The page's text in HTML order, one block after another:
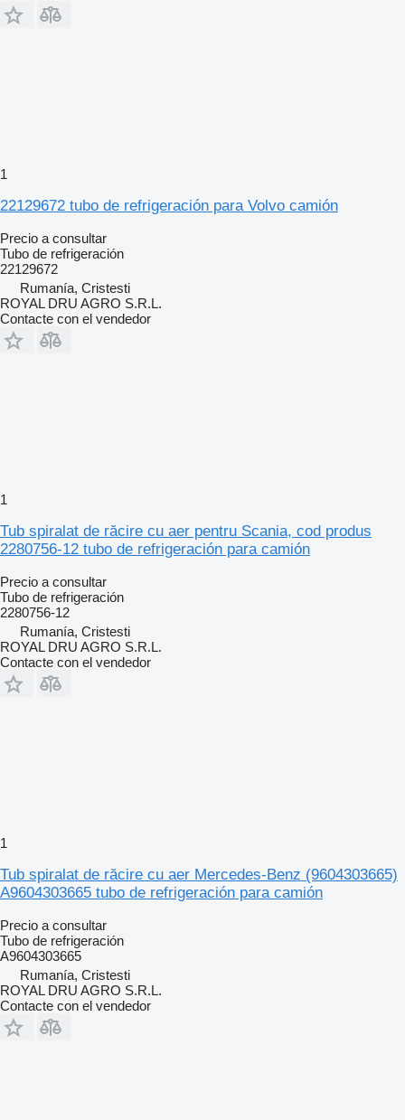
1
22129672 tubo de refrigeración para Volvo camión
Precio a consultar
Tubo de refrigeración
22129672
Rumanía, Cristesti
ROYAL DRU AGRO S.R.L.
Contacte con el vendedor
1
Tub spiralat de răcire cu aer pentru Scania, cod produs
2280756-12 tubo de refrigeración para camión
Precio a consultar
Tubo de refrigeración
2280756-12
Rumanía, Cristesti
ROYAL DRU AGRO S.R.L.
Contacte con el vendedor
1
Tub spiralat de răcire cu aer Mercedes-Benz (9604303665)
A9604303665 tubo de refrigeración para camión
Precio a consultar
Tubo de refrigeración
A9604303665
Rumanía, Cristesti
ROYAL DRU AGRO S.R.L.
Contacte con el vendedor